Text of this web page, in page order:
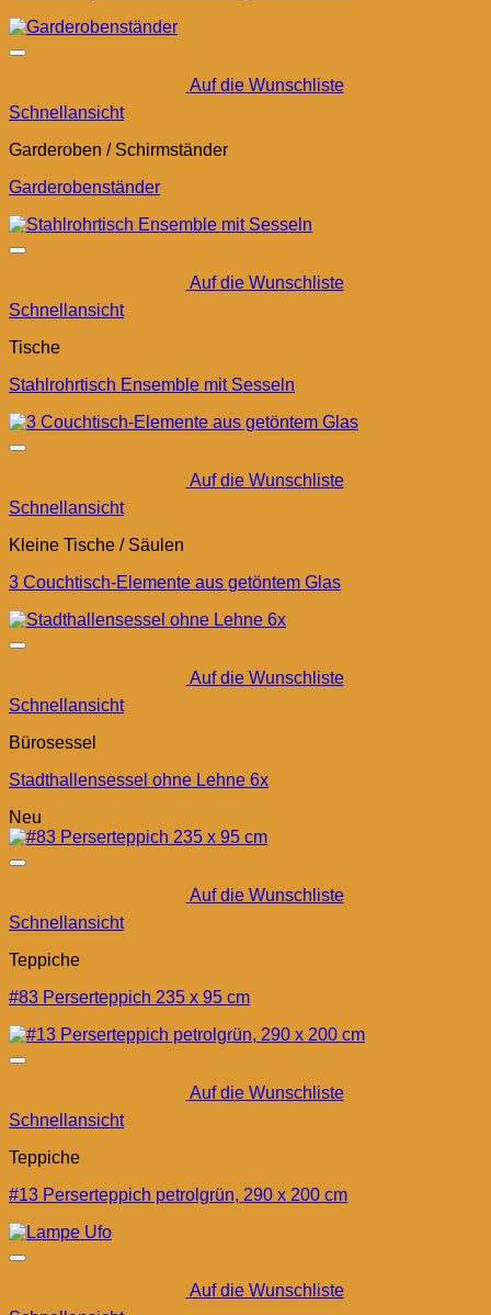
Auf die Wunschliste
Schnellansicht
Garderoben / Schirmständer
Garderobenständer
Auf die Wunschliste
Schnellansicht
Tische
Stahlrohrtisch Ensemble mit Sesseln
Auf die Wunschliste
Schnellansicht
Kleine Tische / Säulen
3 Couchtisch-Elemente aus getöntem Glas
Auf die Wunschliste
Schnellansicht
Bürosessel
Stadthallensessel ohne Lehne 6x
Neu
Auf die Wunschliste
Schnellansicht
Teppiche
#83 Perserteppich 235 x 95 cm
Auf die Wunschliste
Schnellansicht
Teppiche
#13 Perserteppich petrolgrün, 290 x 200 cm
Auf die Wunschliste